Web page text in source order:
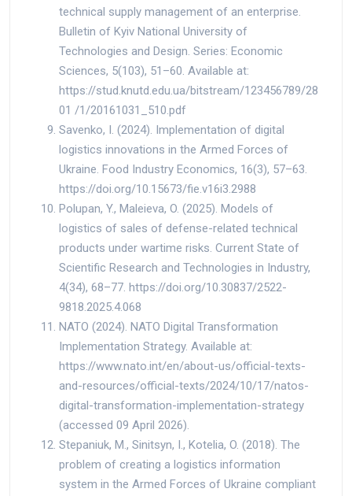
technical supply management of an enterprise.
Bulletin of Kyiv National University of
Technologies and Design. Series: Economic
Sciences, 5(103), 51–60. Available at:
https://stud.knutd.edu.ua/bitstream/123456789/28
01 /1/20161031_510.pdf
Savenko, I. (2024). Implementation of digital
logistics innovations in the Armed Forces of
Ukraine. Food Industry Economics, 16(3), 57–63.
https://doi.org/10.15673/fie.v16i3.2988
Polupan, Y., Maleieva, O. (2025). Models of
logistics of sales of defense-related technical
products under wartime risks. Current State of
Scientific Research and Technologies in Industry,
4(34), 68–77. https://doi.org/10.30837/2522-
9818.2025.4.068
NATO (2024). NATO Digital Transformation
Implementation Strategy. Available at:
https://www.nato.int/en/about-us/official-texts-
and-resources/official-texts/2024/10/17/natos-
digital-transformation-implementation-strategy
(accessed 09 April 2026).
Stepaniuk, M., Sinitsyn, I., Kotelia, O. (2018). The
problem of creating a logistics information
system in the Armed Forces of Ukraine compliant